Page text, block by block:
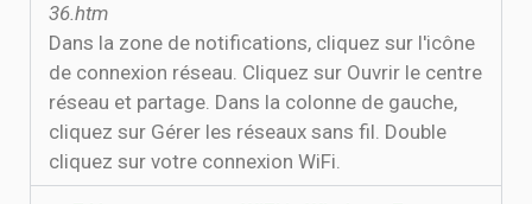
36.htm
Dans la zone de notifications, cliquez sur l'icône
de connexion réseau. Cliquez sur Ouvrir le centre
réseau et partage. Dans la colonne de gauche,
cliquez sur Gérer les réseaux sans fil. Double
cliquez sur votre connexion WiFi.